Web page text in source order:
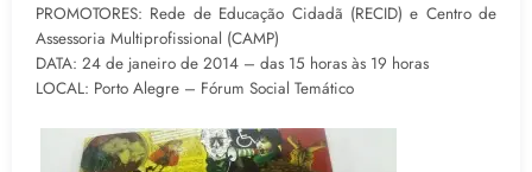
PROMOTORES: Rede de Educação Cidadã (RECID) e Centro de
Assessoria Multiprofissional (CAMP)
DATA: 24 de janeiro de 2014 – das 15 horas às 19 horas
LOCAL: Porto Alegre – Fórum Social Temático